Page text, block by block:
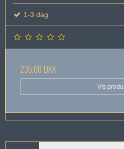
1-3 dag
235,00 DKK
Vis